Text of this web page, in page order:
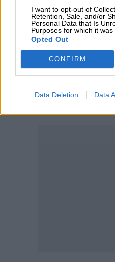
I want to opt-out of
Retention, Sale, and/or
Personal Data that Is
Purposes for which it was
Opted Out
CONFIRM
Data Deletion Data
υπηρεσίες - Κέρδη €252 εκατ.
εξάμηνο
04.08.2026 - 11:49
Σπύρος Γεωργαράς - «ΥΓΕΙΑ» /
Ινστιτούτο ΟΦΘΑΛΜΟΣ